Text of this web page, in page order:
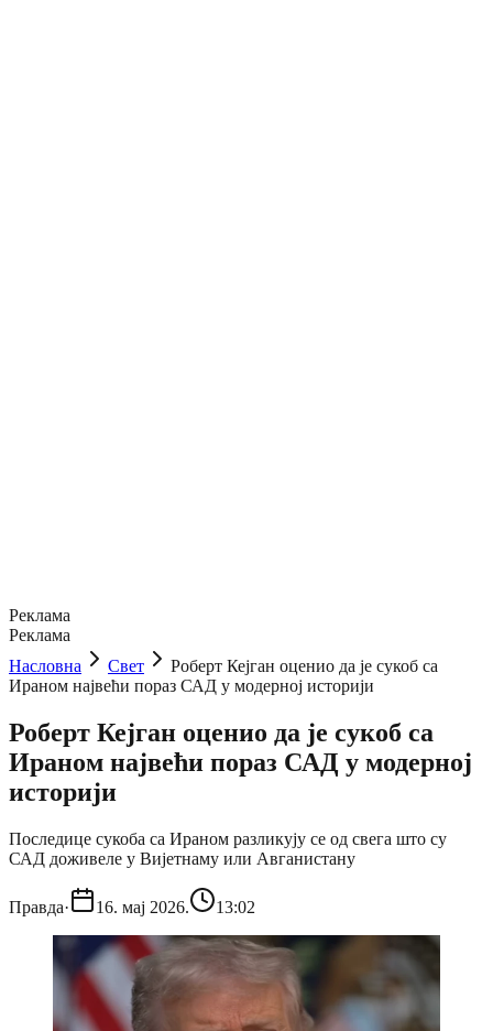
Реклама
Реклама
Насловна
Свет
Роберт Кејган оценио да је сукоб са
Ираном највећи пораз САД у модерној историји
Роберт Кејган оценио да је сукоб са
Ираном највећи пораз САД у модерној
историји
Последице сукоба са Ираном разликују се од свега што су
САД доживеле у Вијетнаму или Авганистану
Правда· 16. мај 2026. 13:02